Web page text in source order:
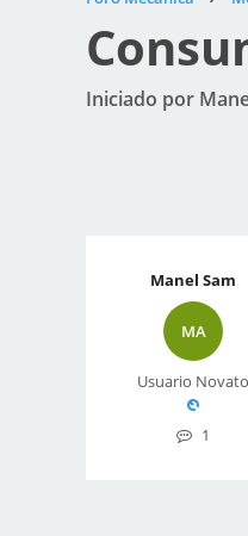
Iniciado por
Manel Sam
MA
Usuario Novato
1